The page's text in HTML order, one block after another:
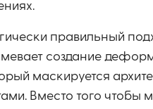
правильный
создание
маскируется
Вместо того чтобы